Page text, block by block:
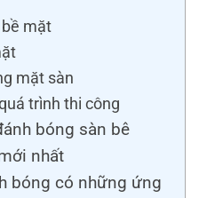
mặt
mặt sàn
trình thi công
bóng sàn bê
nhất
bóng có những ứng